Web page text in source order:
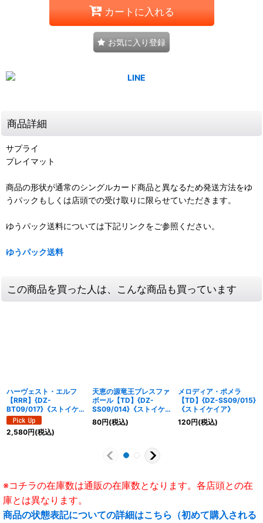
カートに入れる
お気に入り登録
商品詳細
サプライ
プレイマット
商品の形状が通常のシングルカード商品と異なるため発送方法をゆ
うパックもしくは店頭での受け取りに限らせていただきます。
ゆうパック送料については下記リンクをご参照ください。
ゆうパック送料
この商品を買った人は、こんな商品も買っています
ハーヴェスト・エルフ
【RRR】{DZ-
BT09/017}《ストイケ
イア》
2,580円(税込)
天恵の源竜王ブレスファ
ボール【TD】{DZ-
SS09/014}《ストイケ
イア》
80円(税込)
メロディア・ポメラ
【TD】{DZ-SS09/015}
《ストイケイア》
120円(税込)
※コチラの在庫数は通販の在庫数となります。各店頭との在
庫とは異なります。
商品の状態表記についての詳細はこちら（初めて購入される